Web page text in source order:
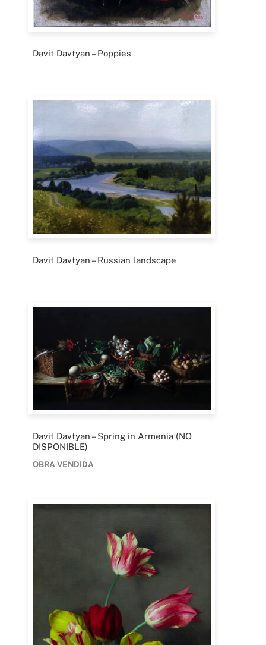
Davit Davtyan – Poppies
Davit Davtyan – Russian landscape
Davit Davtyan – Spring in Armenia (NO
DISPONIBLE)
OBRA VENDIDA